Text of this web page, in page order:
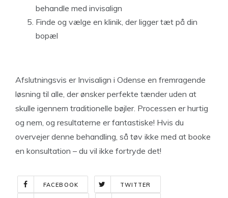
behandle med invisalign
Finde og vælge en klinik, der ligger tæt på din
bopæl
Afslutningsvis er Invisalign i Odense en fremragende
løsning til alle, der ønsker perfekte tænder uden at
skulle igennem traditionelle bøjler. Processen er hurtig
og nem, og resultaterne er fantastiske! Hvis du
overvejer denne behandling, så tøv ikke med at booke
en konsultation – du vil ikke fortryde det!
FACEBOOK TWITTER